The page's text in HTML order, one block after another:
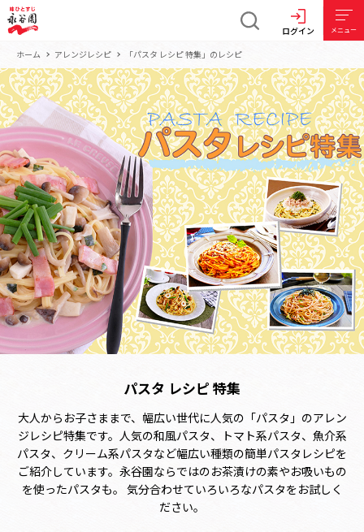
ログイン メニュー
ホーム アレンジレシピ 「パスタ レシピ 特集」のレシピ
パスタ レシピ 特集
大人からお子さままで、幅広い世代に人気の「パスタ」のアレン
ジレシピ特集です。人気の和風パスタ、トマト系パスタ、魚介系
パスタ、クリーム系パスタなど幅広い種類の簡単パスタレシピを
ご紹介しています。永谷園ならではのお茶漬けの素やお吸いもの
を使ったパスタも。 気分合わせていろいろなパスタをお試しく
ださい。